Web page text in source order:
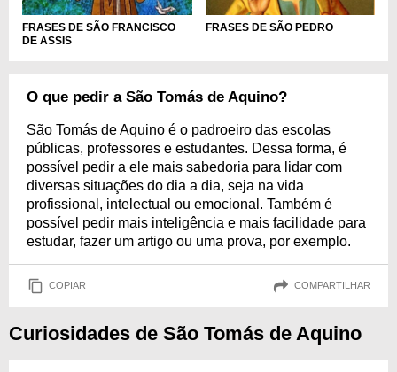
FRASES DE SÃO FRANCISCO
DE ASSIS
FRASES DE SÃO PEDRO
O que pedir a São Tomás de Aquino?
São Tomás de Aquino é o padroeiro das escolas
públicas, professores e estudantes. Dessa forma, é
possível pedir a ele mais sabedoria para lidar com
diversas situações do dia a dia, seja na vida
profissional, intelectual ou emocional. Também é
possível pedir mais inteligência e mais facilidade para
estudar, fazer um artigo ou uma prova, por exemplo.
COPIAR COMPARTILHAR
Curiosidades de São Tomás de Aquino